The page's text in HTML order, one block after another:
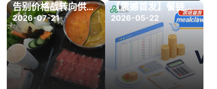
告别价格战转向供应链降本，餐链如何助力中小餐饮商家降本10%-20%
2026-07-21
【震撼首发】餐链全新上线「MealClaw」：仅3秒，告诉你上个月为什么亏了
2026-05-22